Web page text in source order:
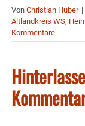
Von Christian Huber |
Altlandkreis WS,
Kommentare